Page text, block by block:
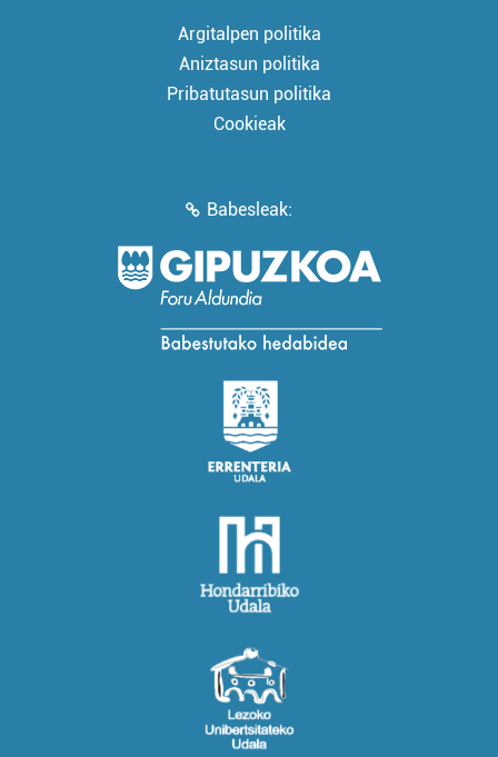
Argitalpen politika
Aniztasun politika
Pribatutasun politika
Cookieak
Babesleak: